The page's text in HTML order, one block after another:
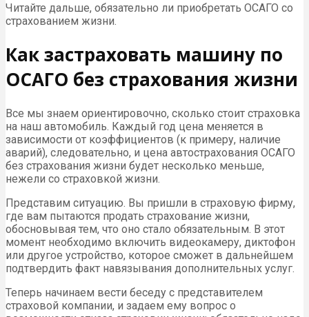
Читайте дальше, обязательно ли приобретать ОСАГО со
страхованием жизни.
Как застраховать машину по
ОСАГО без страхования жизни
Все мы знаем ориентировочно, сколько стоит страховка
на наш автомобиль. Каждый год цена меняется в
зависимости от коэффициентов (к примеру, наличие
аварий), следовательно, и цена автострахования ОСАГО
без страхования жизни будет несколько меньше,
нежели со страховкой жизни.
Представим ситуацию. Вы пришли в страховую фирму,
где вам пытаются продать страхование жизни,
обосновывая тем, что оно стало обязательным. В этот
момент необходимо включить видеокамеру, диктофон
или другое устройство, которое сможет в дальнейшем
подтвердить факт навязывания дополнительных услуг.
Теперь начинаем вести беседу с представителем
страховой компании, и задаем ему вопрос о